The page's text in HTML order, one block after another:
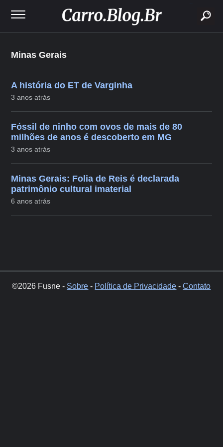
Minas Gerais
A história do ET de Varginha
3 anos atrás
Fóssil de ninho com ovos de mais de 80
milhões de anos é descoberto em MG
3 anos atrás
Minas Gerais: Folia de Reis é declarada
patrimônio cultural imaterial
6 anos atrás
©2026 Fusne - Sobre - Política de Privacidade -Contato